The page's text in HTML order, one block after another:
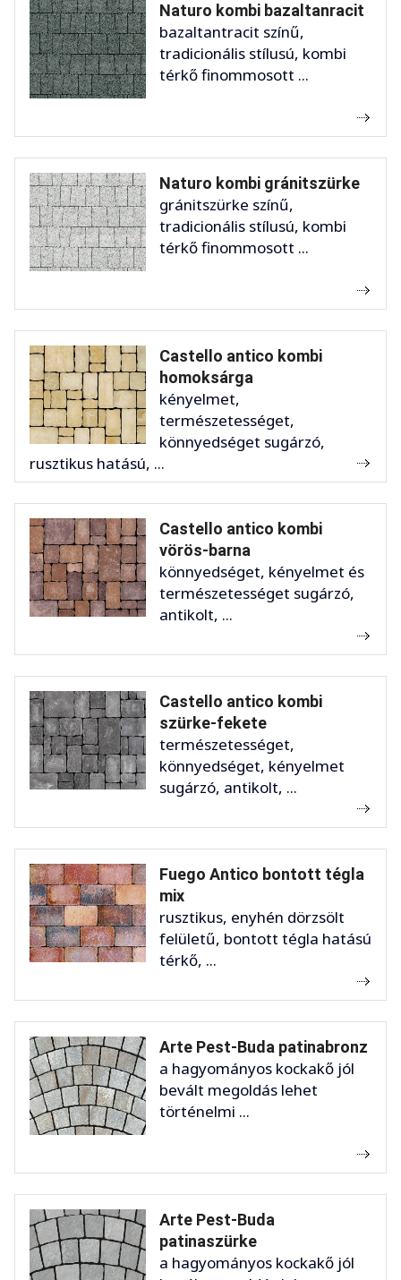
Naturo kombi bazaltanracit
bazaltantracit színű,
tradicionális stílusú, kombi
térkő finommosott ...
Naturo kombi gránitszürke
gránitszürke színű,
tradicionális stílusú, kombi
térkő finommosott ...
Castello antico kombi
homoksárga
kényelmet,
természetességet,
könnyedséget sugárzó,
rusztikus hatású, ...
Castello antico kombi
vörös-barna
könnyedséget, kényelmet és
természetességet sugárzó,
antikolt, ...
Castello antico kombi
szürke-fekete
természetességet,
könnyedséget, kényelmet
sugárzó, antikolt, ...
Fuego Antico bontott tégla
mix
rusztikus, enyhén dörzsölt
felületű, bontott tégla hatású
térkő, ...
Arte Pest-Buda patinabronz
a hagyományos kockakő jól
bevált megoldás lehet
történelmi ...
Arte Pest-Buda
patinaszürke
a hagyományos kockakő jól